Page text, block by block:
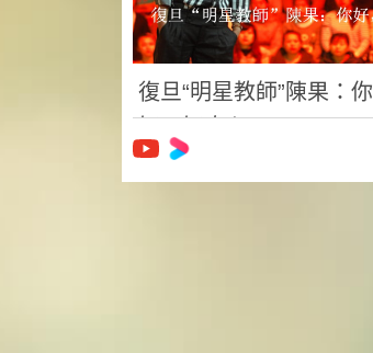
復旦“明星教師”陳果：你
好，好奇心